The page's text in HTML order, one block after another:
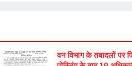
वन विभाग के तबादलों पर